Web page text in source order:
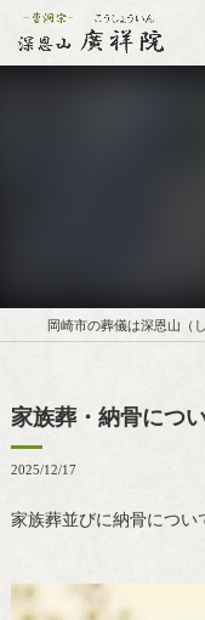
家族葬・納骨につ
2025/12/17
家族葬並びに納骨につい